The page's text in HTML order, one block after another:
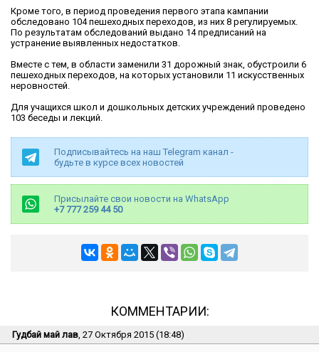
Кроме того, в период проведения первого этапа кампании
обследовано 104 пешеходных переходов, из них 8 регулируемых.
По результатам обследований выдано 14 предписаний на
устранение выявленных недостатков.
Вместе с тем, в области заменили 31 дорожный знак, обустроили 6
пешеходных переходов, на которых установили 11 искусственных
неровностей.
Для учащихся школ и дошкольных детских учреждений проведено
103 беседы и лекций.
Подписывайтесь на наш Telegram канал -
будьте в курсе всех новостей
Присылайте свои новости на WhatsApp
+7 777 259 44 50
КОММЕНТАРИИ:
Гудбай май лав, 27 Октября 2015 (18:48)